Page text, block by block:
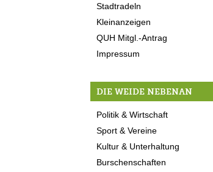
Stadtradeln
Kleinanzeigen
QUH Mitgl.-Antrag
Impressum
DIE WEIDE NEBENAN
Politik & Wirtschaft
Sport & Vereine
Kultur & Unterhaltung
Burschenschaften